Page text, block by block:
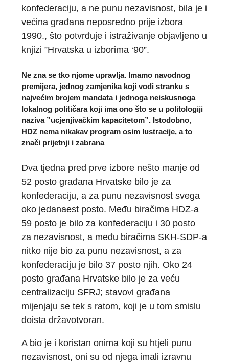
konfederaciju, a ne punu nezavisnost, bila je i
većina građana neposredno prije izbora
1990., što potvrđuje i istraživanje objavljeno u
knjizi ”Hrvatska u izborima ‘90”.
Ne zna se tko njome upravlja. Imamo navodnog
premijera, jednog zamjenika koji vodi stranku s
najvećim brojem mandata i jednoga neiskusnoga
lokalnog političara koji ima ono što se u politologiji
naziva ”ucjenjivačkim kapacitetom”. Istodobno,
HDZ nema nikakav program osim lustracije, a to
znači prijetnji i zabrana
Dva tjedna pred prve izbore nešto manje od
52 posto građana Hrvatske bilo je za
konfederaciju, a za punu nezavisnost svega
oko jedanaest posto. Među biračima HDZ-a
59 posto je bilo za konfederaciju i 30 posto
za nezavisnost, a među biračima SKH-SDP-a
nitko nije bio za punu nezavisnost, a za
konfederaciju je bilo 37 posto njih. Oko 24
posto građana Hrvatske bilo je za veću
centralizaciju SFRJ; stavovi građana
mijenjaju se tek s ratom, koji je u tom smislu
doista državotvoran.
A bio je i koristan onima koji su htjeli punu
nezavisnost, oni su od njega imali izravnu